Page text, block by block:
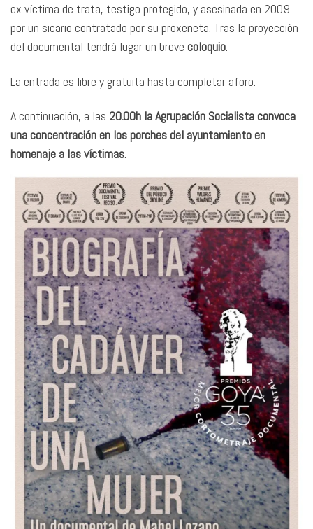
ex víctima de trata, testigo protegido, y asesinada en 2009
por un sicario contratado por su proxeneta. Tras la proyección
del documental tendrá lugar un breve coloquio.
La entrada es libre y gratuita hasta completar aforo.
A continuación, a las 20.00h la Agrupación Socialista convoca
una concentración en los porches del ayuntamiento en
homenaje a las víctimas.